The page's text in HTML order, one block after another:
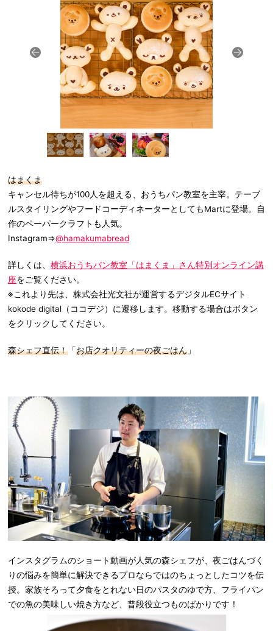
はまくま
キャンセル待ちが100人を超える、おうちパン教室を主宰。テーブ
ルスタイリングやフードコーディネーターとしてもMartに登場。自
作のペーパークラフトも人気。
Instagram⇒@hamakumabread
詳しくは、 横浜おうちパン教室「はまくま」さん特別オンライン講
座をご覧ください。
※これより先は、株式会社光文社が運営するデジタルECサイト
kokode digital（ココデジ）に遷移します。移動する場合はボタン
をクリックしてください。
森シェフ直伝！ 「お店クオリティーの夜ごはん 」
インスタグラムのショート動画が人気の森シェフが、夜ごはんづく
りの悩みを簡単に解決できるプロならではのちょっとしたコツを伝
授。家族そろって夕食をとれない日のパスタのゆで方、フライパン
での魚の美味しい焼き方など、普段役立つものばかりです！